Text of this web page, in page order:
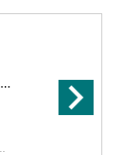
Sapiens spa – agenzia per il lavoro - filiale di pergine